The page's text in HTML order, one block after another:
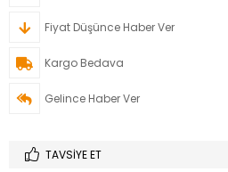
Fiyat Düşünce Haber Ver
Kargo Bedava
Gelince Haber Ver
TAVSIYE ET